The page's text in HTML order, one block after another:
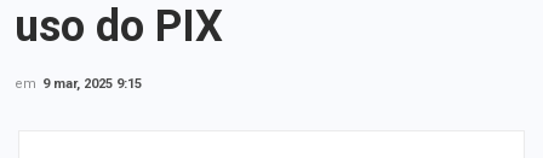
uso do PIX
em 9 mar, 2025 9:15